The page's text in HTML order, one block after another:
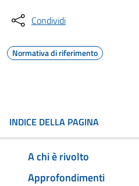
Condividi
Normativa di riferimento
INDICE DELLA PAGINA
A chi è rivolto
Approfondimenti